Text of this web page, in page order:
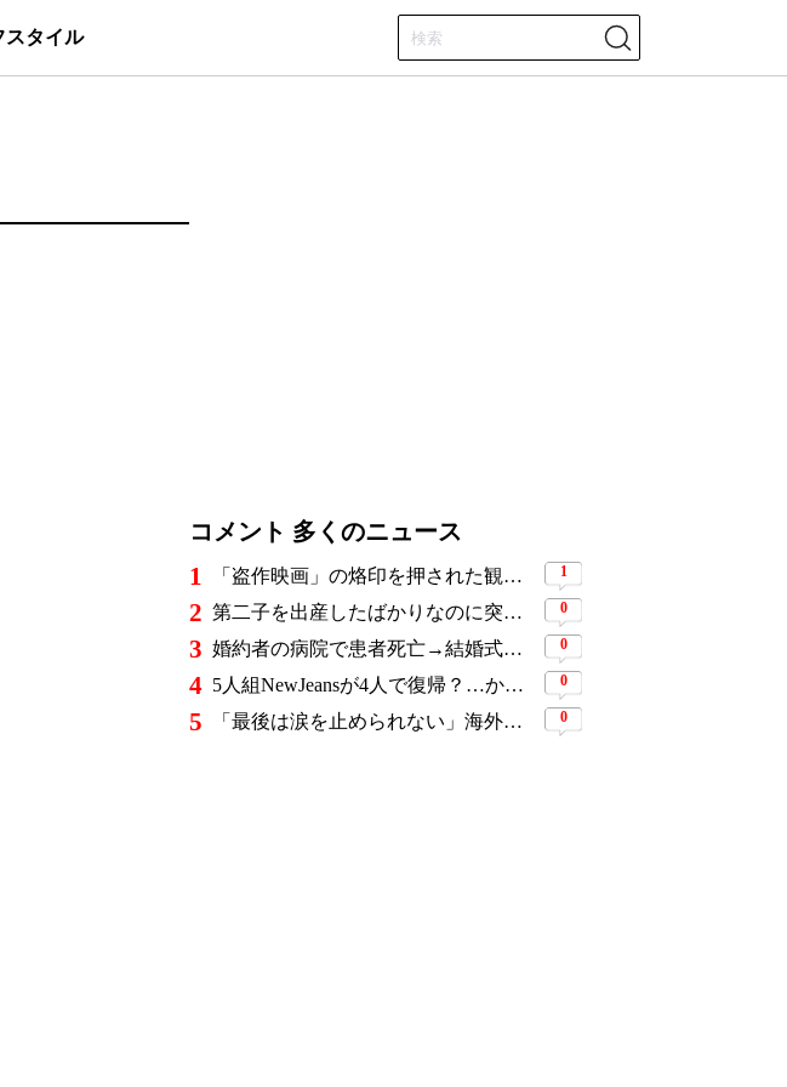
スタイル
コメント 多くのニュース
1 「盗作映画」の烙印を押された観客動員1,691万人の大ヒット作、裁判所の判断ですべてが覆った 1
2 第二子を出産したばかりなのに突然の活動休止…人気YouTuber三姉妹が同時期に姿を消し、ファンから心配の声 0
3 婚約者の病院で患者死亡→結婚式延期に…活動休止を経た元人気アイドルが3年ぶり復帰 0
4 5人組NewJeansが4人で復帰？…かつて擁護した著名デザイナーが一転「ダサすぎる」と猛批判 0
5 「最後は涙を止められない」海外映画祭が早くも絶賛…8年前に消えた末娘のため、4人の母娘が復讐に挑む『慶州紀行』 0